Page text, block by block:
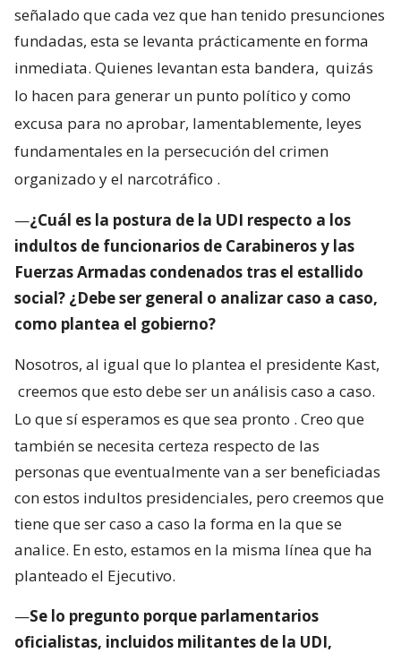
señalado que cada vez que han tenido presunciones
fundadas, esta se levanta prácticamente en forma
inmediata. Quienes levantan esta bandera, quizás
lo hacen para generar un punto político y como
excusa para no aprobar, lamentablemente, leyes
fundamentales en la persecución del crimen
organizado y el narcotráfico .
—¿Cuál es la postura de la UDI respecto a los
indultos de funcionarios de Carabineros y las
Fuerzas Armadas condenados tras el estallido
social? ¿Debe ser general o analizar caso a caso,
como plantea el gobierno?
Nosotros, al igual que lo plantea el presidente Kast,
creemos que esto debe ser un análisis caso a caso.
Lo que sí esperamos es que sea pronto . Creo que
también se necesita certeza respecto de las
personas que eventualmente van a ser beneficiadas
con estos indultos presidenciales, pero creemos que
tiene que ser caso a caso la forma en la que se
analice. En esto, estamos en la misma línea que ha
planteado el Ejecutivo.
—Se lo pregunto porque parlamentarios
oficialistas, incluidos militantes de la UDI,